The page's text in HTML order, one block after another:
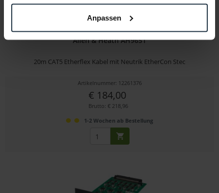
Anpassen
Allen & Heath AH9651
20m CAT5 Etherflex Kabel mit Neutrik EtherCon Stec
Artikelnummer: 12261376
€ 184,00
Brutto: € 218,96
1-2 Wochen ab Bestellung